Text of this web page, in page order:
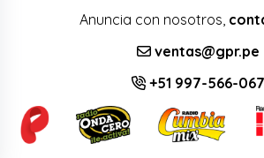
Anuncia con nosotros,
ventas@gpr.pe
+51 997-566-067